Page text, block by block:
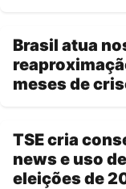
Brasil atua
meses de
TSE cria
news e uso
eleições de